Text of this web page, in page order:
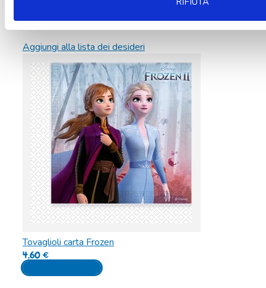
Aggiungi alla lista dei desideri
Tovaglioli carta Frozen
4,60€
Aggiungi al carrello